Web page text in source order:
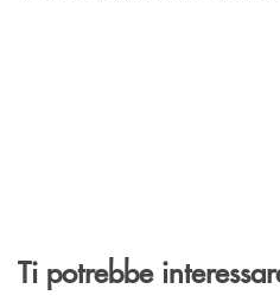
Ti potrebbe